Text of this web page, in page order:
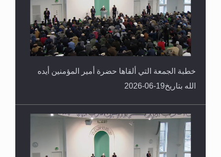
خطبة الجمعة التي ألقاها حضرة أمير المؤمنين أيده
الله بتاريخ19-06-2026